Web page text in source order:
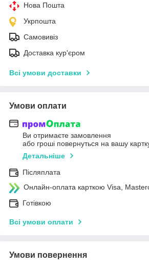
Нова Пошта
Укрпошта
Самовивіз
Доставка кур'єром
Всі умови доставки
Умови оплати
Ви отримаєте замовлення
або гроші повернуться на вашу
Детальніше
Післяплата
Онлайн-оплата карткою Visa,
Готівкою
Всі умови оплати
Умови повернення